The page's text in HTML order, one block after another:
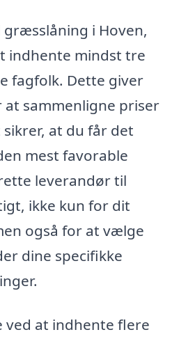
i Hoven,
indhente mindst tre
fagfolk. Dette giver
sammenligne priser
at du får det
mest favorable
leverandør til
ikke kun for dit
også for at vælge
dine specifikke
ved at indhente flere